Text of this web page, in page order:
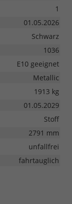
1
01.05.2026
Schwarz
1036
E10 geeignet
Metallic
1913 kg
01.05.2029
Stoff
2791 mm
unfallfrei
fahrtauglich